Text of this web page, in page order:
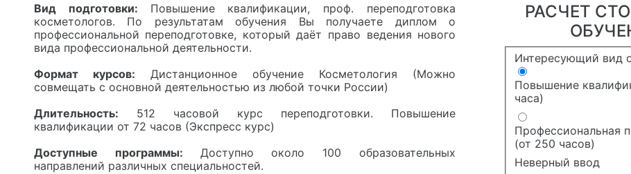
Вид подготовки: Повышение квалификации, проф. переподготовка
косметологов. По результатам обучения Вы получаете диплом о
профессиональной переподготовке, который даёт право ведения нового
вида профессиональной деятельности.
Формат курсов: Дистанционное обучение Косметология (Можно
совмещать с основной деятельностью из любой точки России)
Длительность: 512 часовой курс переподготовки. Повышение
квалификации от 72 часов (Экспресс курс)
Доступные программы: Доступно около 100 образовательных
направлений различных специальностей.
РАСЧЕТ
Интересующий вид
Повышение
часа)
Профессиональная
(от 250 часов)
Неверный ввод